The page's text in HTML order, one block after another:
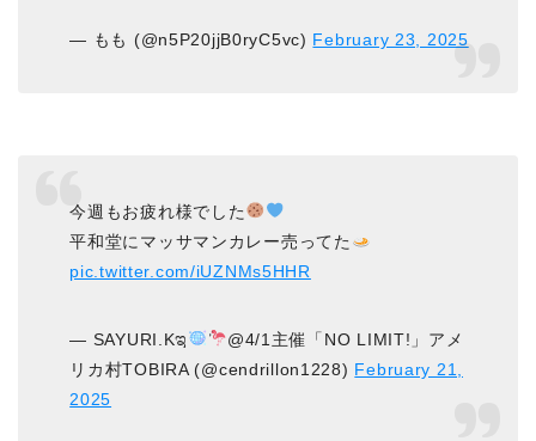
— もも (@n5P20jjB0ryC5vc) February 23, 2025
今週もお疲れ様でした
平和堂にマッサマンカレー売ってた
pic.twitter.com/iUZNMs5HHR
— SAYURI.Kಇ
@4/1主催「NO LIMIT!」アメ
リカ村TOBIRA (@cendrillon1228) February 21,
2025